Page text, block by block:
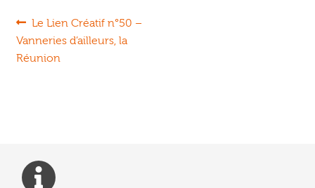
Navigation
de
Article
précédent :
Le Lien Créatif n°50 –
Vanneries d’ailleurs, la
Réunion